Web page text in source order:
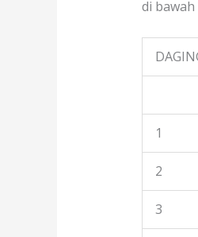
di
1
2
3